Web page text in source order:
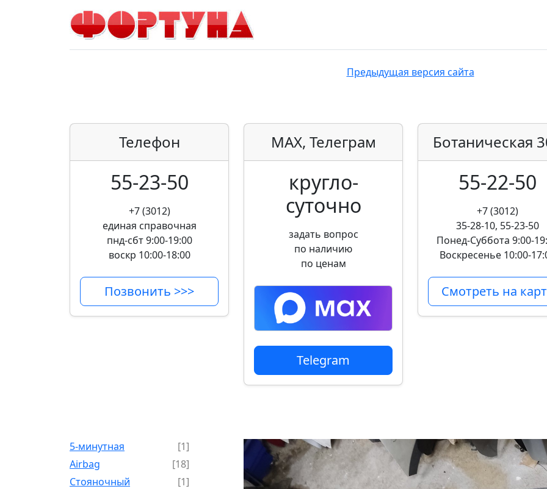
Предыдущая версия сайта
Телефон
55-23-50
+7 (3012)
единая справочная
пнд-сбт 9:00-19:00
воскр 10:00-18:00
Позвонить >>>
MAX, Телеграм
кругло­
суточно
задать вопрос
по наличию
по ценам
Telegram
Ботаническая
55-22-50
+7 (3012)
35-28-10, 55-23-50
Понед-Суббота 9:00-
Воскресенье 10:00-
Смотреть на
5-минутная
[1]
Airbag
[18]
Cтояночный
[1]